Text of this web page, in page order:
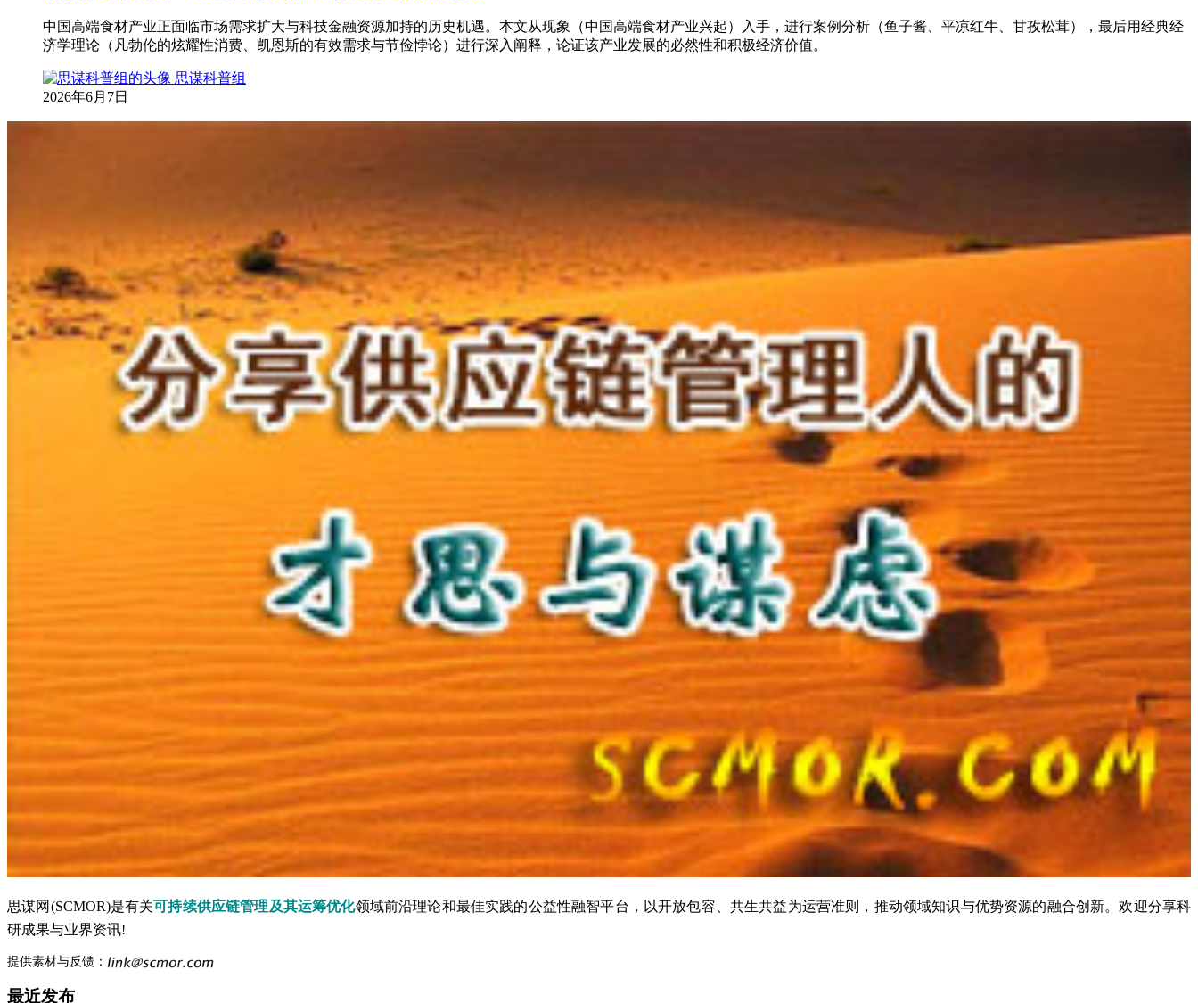
中国高端食材产业正面临市场需求扩大与科技金融资源加持的历史机遇。本文从‌现象‌（中国高端食材产业兴起）入手，进行‌案例分析‌（鱼子酱、平凉红牛、甘孜松茸），最后用‌经典经
济学理论‌（凡勃伦的炫耀性消费、凯恩斯的有效需求与节俭悖论）进行深入阐释，论证该产业发展的必然性和积极经济价值。
思谋科普组
2026年6月7日
思谋网(SCMOR)是有关可持续供应链管理及其运筹优化领域前沿理论和最佳实践的公益性融智平台，以开放包容、共生共益为运营准则，推动领域知识与优势资源的融合创新。欢迎分享科
研成果与业界资讯!
提供素材与反馈：
最近发布